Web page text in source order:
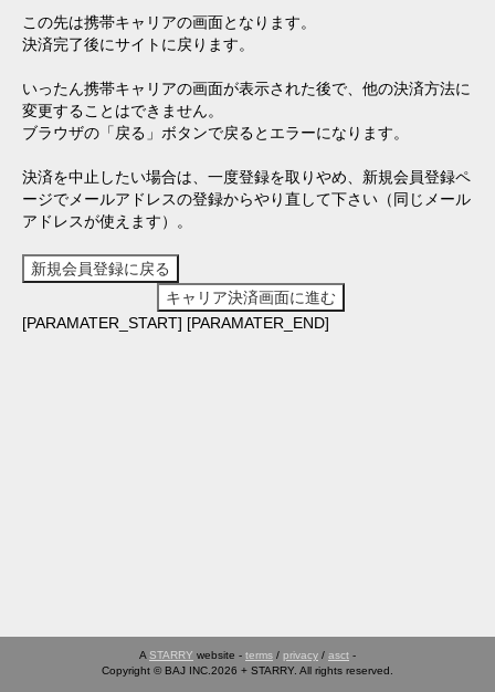
この先は携帯キャリアの画面となります。
決済完了後にサイトに戻ります。
いったん携帯キャリアの画面が表示された後で、他の決済方法に
変更することはできません。
ブラウザの「戻る」ボタンで戻るとエラーになります。
決済を中止したい場合は、一度登録を取りやめ、新規会員登録ペ
ージでメールアドレスの登録からやり直して下さい（同じメール
アドレスが使えます）。
新規会員登録に戻る
キャリア決済画面に進む
[PARAMATER_START] [PARAMATER_END]
A STARRY website - terms / privacy / asct -
Copyright © BAJ INC.2026 + STARRY. All rights reserved.